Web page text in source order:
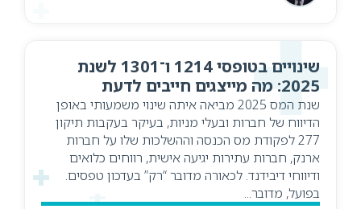
שינויים בטופסי 1214 ו־1301 לשנת
2025: מה מייצגים חייבים לדעת
שנת המס 2025 מביאה איתה שינוי משמעותי באופן
הדיווח של חברות ובעלי מניות, בעיקר בעקבות תיקון
277 לפקודת מס הכנסה וההשלכות שלו על חברות
ארנק, חברות עתירות יגיעה אישית, רווחים כלואים
ודיווחי דיבידנד. לכאורה מדובר “רק” בעדכון טפסים.
בפועל, מדובר...